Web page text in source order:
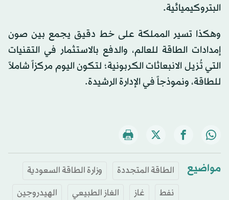
البتروكيميائية.
وهكذا تسير المملكة على خط دقيق يجمع بين صون
إمدادات الطاقة للعالم، والدفع بالاستثمار في التقنيات
التي تُزيل الانبعاثات الكربونية؛ لتكون اليوم مركزاً شاملاً
للطاقة، ونموذجاً في الإدارة الرشيدة.
مواضيع الطاقة المتجددة
وزارة الطاقة السعودية
نفط
غاز الغاز الطبيعي
الهيدروجين